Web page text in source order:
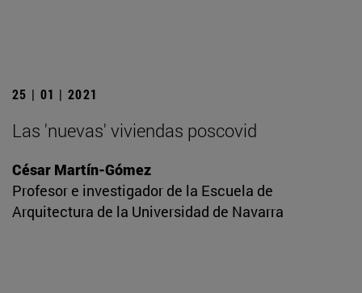
25 | 01 | 2021
Las 'nuevas' viviendas poscovid
César Martín-Gómez
Profesor e investigador de la Escuela de
Arquitectura de la Universidad de Navarra